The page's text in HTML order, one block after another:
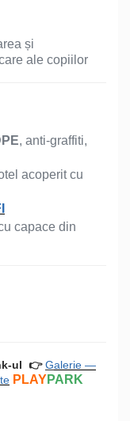
și
ale copiilor
, anti-graffiti,
acoperit cu
capace din
ul 👉 Galerie —
PLAYPARK